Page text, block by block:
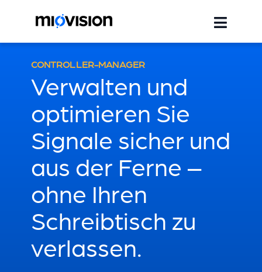
CONTROLLER-MANAGER
Verwalten und
optimieren Sie
Signale sicher und
aus der Ferne –
ohne Ihren
Schreibtisch zu
verlassen.